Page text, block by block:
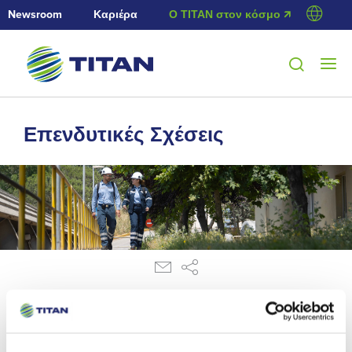
Newsroom Καριέρα Ο ΤΙΤΑΝ στον κόσμο 🡭
Επενδυτικές Σχέσεις
18/8/2011